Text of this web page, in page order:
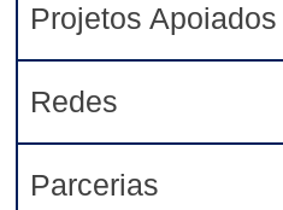
Projetos Apoiados
Redes
Parcerias